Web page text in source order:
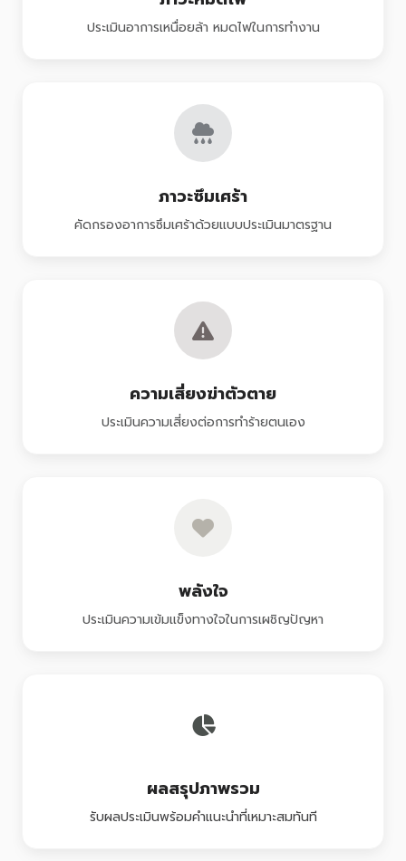
ประเมินอาการเหนื่อยล้า หมดไฟในการทำงาน
ภาวะซึมเศร้า
คัดกรองอาการซึมเศร้าด้วยแบบประเมินมาตรฐาน
ความเสี่ยงฆ่าตัวตาย
ประเมินความเสี่ยงต่อการทำร้ายตนเอง
พลังใจ
ประเมินความเข้มแข็งทางใจในการเผชิญปัญหา
ผลสรุปภาพรวม
รับผลประเมินพร้อมคำแนะนำที่เหมาะสมทันที